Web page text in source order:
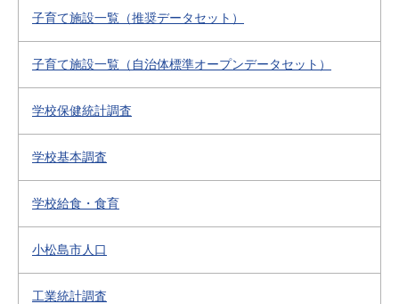
子育て施設一覧（推奨データセット）
子育て施設一覧（自治体標準オープンデータセット）
学校保健統計調査
学校基本調査
学校給食・食育
小松島市人口
工業統計調査